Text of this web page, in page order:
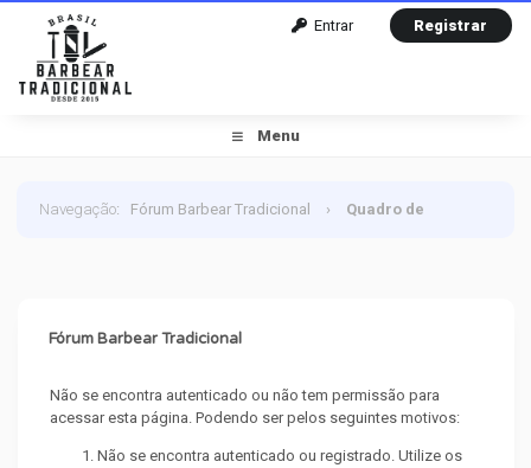
Entrar Registrar
Menu
Navegação: Fórum Barbear Tradicional › Quadro de
Fórum Barbear Tradicional
Não se encontra autenticado ou não tem permissão para
acessar esta página. Podendo ser pelos seguintes motivos:
Não se encontra autenticado ou registrado. Utilize os